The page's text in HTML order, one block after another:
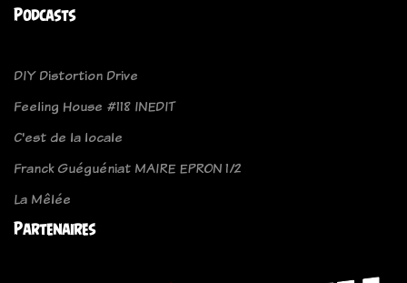
Podcasts
DIY Distortion Drive
Feeling House #118 INEDIT
C'est de la locale
Franck Guéguéniat MAIRE EPRON 1/2
La Mêlée
Partenaires